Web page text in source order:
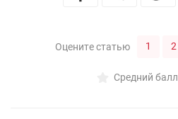
Оцените статью 1 2
Средний балл